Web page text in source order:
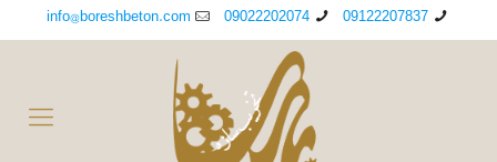
09122207837
09022202074
info@boreshbeton.com